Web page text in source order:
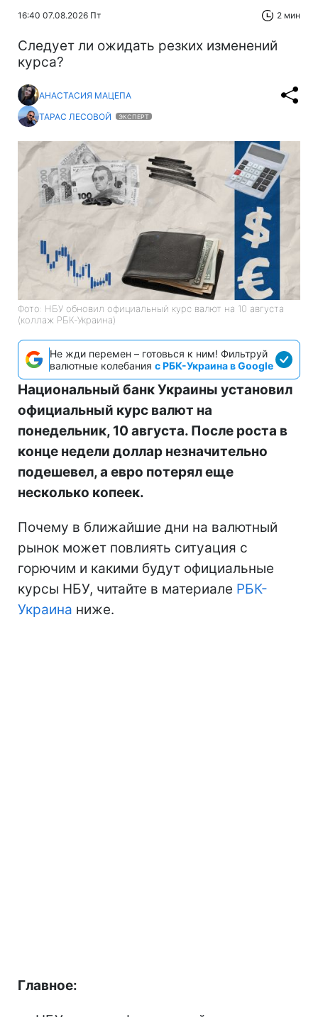
16:40 07.08.2026 Пт 2 мин
Следует ли ожидать резких изменений
курса?
АНАСТАСИЯ МАЦЕПА
ТАРАС ЛЕСОВОЙ
ЭКСПЕРТ
Фото: НБУ обновил официальный курс валют на 10 августа
(коллаж РБК-Украина)
Не жди перемен – готовься к ним! Фильтруй
валютные колебания с РБК-Украина в Google
Национальный банк Украины установил
официальный курс валют на
понедельник, 10 августа. После роста в
конце недели доллар незначительно
подешевел, а евро потерял еще
несколько копеек.
Почему в ближайшие дни на валютный
рынок может повлиять ситуация с
горючим и какими будут официальные
курсы НБУ, читайте в материале РБК-
Украина ниже.
Главное: